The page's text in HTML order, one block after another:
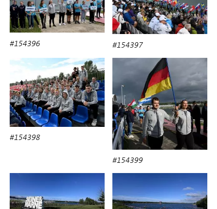
#154396 #154397
#154398
#154399